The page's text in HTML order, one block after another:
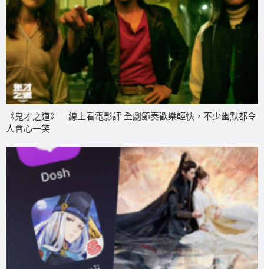
《鬼才之道》 – 線上看電影評 全劇節奏歡樂輕快，不少幽默都令
人會心一笑